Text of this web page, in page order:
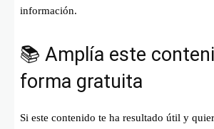
información.
📚 Amplía este
forma gratuita
Si este contenido te ha resultado útil y